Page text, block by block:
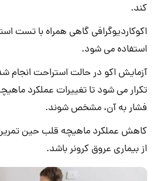
کند.
اکوکاردیوگرافی گاهی همراه با تست
استفاده می شود.
آزمایش اکو در حالت استراحت
تکرار می شود تا تغییرات عملکرد
فشار به آن، مشخص شوند.
کاهش عملکرد ماهیچه قلب حین
از بیماری عروق کرونر باشد.